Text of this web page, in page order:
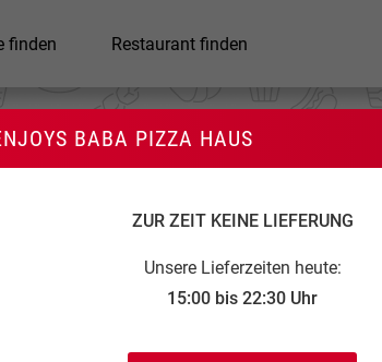
finden Restaurant finden
BABA PIZZA HAUS
ZUR ZEIT KEINE LIEFERUNG
Unsere Lieferzeiten heute:
15:00 bis 22:30 Uhr
Enjoys Baba Pizza